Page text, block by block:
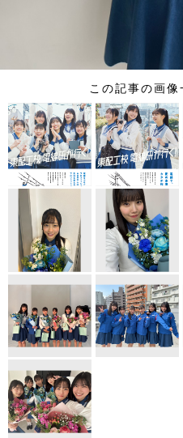
この記事の画像